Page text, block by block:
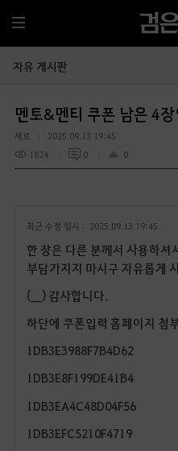
전
체
메
자유 게시판
멘토&멘티 쿠폰 남은 4
세로
2025.09.13 19:45
1824
0 0
최근 수정 일시 : 2025.09.13 19:45
한 장은 다른 분께서 사용하셔
부담가지지 마시구 자유롭게
(__) 감사합니다.
하단에 쿠폰입력 홈페이지 첨
1DB3E3988F7B4D62
1DB3E8F199DE41B4
1DB3EA4C48D04F56
1DB3EFC5210F4719